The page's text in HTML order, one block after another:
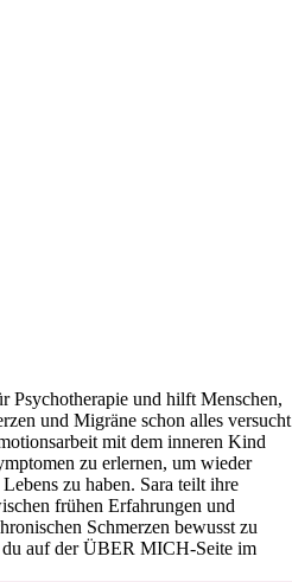
Psychotherapie und hilft Menschen,
und Migräne schon alles versucht
mit dem inneren Kind
zu erlernen, um wieder
zu haben. Sara teilt ihre
frühen Erfahrungen und
Schmerzen bewusst zu
du auf der ÜBER MICH-Seite im